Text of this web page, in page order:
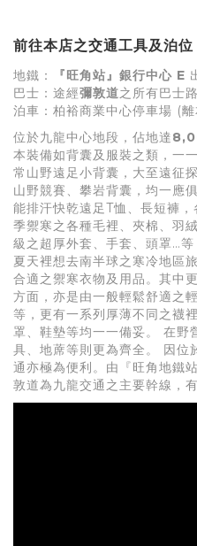
前往本店之交通工具及泊位
地鐵： 『旺角站』銀行中心 E
巴士：途經彌敦道之所有巴士
泊車：柏裕商業中心停車場 (
位於九龍中心地段，佔地達
本裝備如背囊及服裝之類，一
常山野遠足小背囊，大至遠征
山野競賽、攀岩背囊，均一應
能排汗快乾遠足T恤、長短褲
季禦寒之各種毛裡、夾棉、羽
級之超厚外套、手套、頭罩…
夏天裡想去南半球之寒冷地區
合適之禦寒衣物及用品。其中
方面，亦是由一般輕鬆舒適之
等，更有一系列厚薄不同之襪
罩、鞋墊等均一一備妥。 在野
具、地蓆等則更為齊全。 因位
通亦極為便利。由『旺角地鐵
敦道為九龍交通之主要幹線，